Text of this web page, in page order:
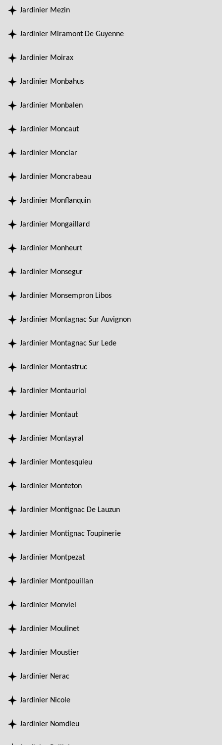
Jardinier Mezin
Jardinier Miramont De Guyenne
Jardinier Moirax
Jardinier Monbahus
Jardinier Monbalen
Jardinier Moncaut
Jardinier Monclar
Jardinier Moncrabeau
Jardinier Monflanquin
Jardinier Mongaillard
Jardinier Monheurt
Jardinier Monsegur
Jardinier Monsempron Libos
Jardinier Montagnac Sur Auvignon
Jardinier Montagnac Sur Lede
Jardinier Montastruc
Jardinier Montauriol
Jardinier Montaut
Jardinier Montayral
Jardinier Montesquieu
Jardinier Monteton
Jardinier Montignac De Lauzun
Jardinier Montignac Toupinerie
Jardinier Montpezat
Jardinier Montpouillan
Jardinier Monviel
Jardinier Moulinet
Jardinier Moustier
Jardinier Nerac
Jardinier Nicole
Jardinier Nomdieu